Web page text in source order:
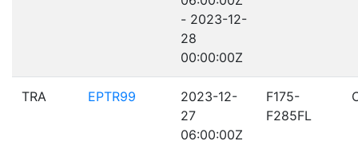
- 2023-12-
28
00:00:00Z
TRA EPTR99
2023-12-
27
06:00:00Z
F175-
F285FL